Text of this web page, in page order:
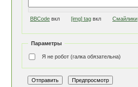
BBCode вкл [img] tag вкл Смайлики
Параметры
Я не робот (галка обязательна)